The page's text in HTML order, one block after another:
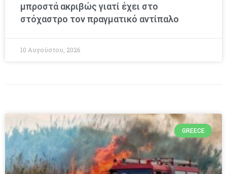
μπροστά ακριβώς γιατί έχει στο
στόχαστρο τον πραγματικό αντίπαλο
10 Αυγούστου, 2026
GREECE